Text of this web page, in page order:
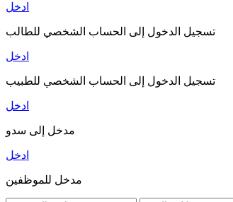
ادخل
تسجيل الدخول إلى الحساب الشخصي للطالب
ادخل
تسجيل الدخول إلى الحساب الشخصي للطبيب
ادخل
مدخل إلى سدو
ادخل
مدخل للموظفين